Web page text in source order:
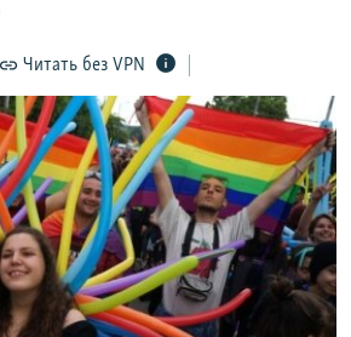
Читать без VPN